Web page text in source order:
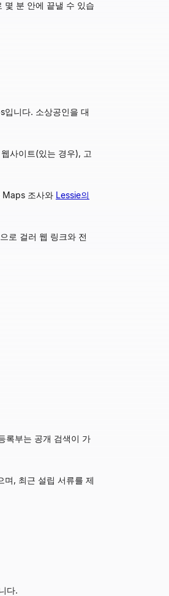
몇 분 안에 끝낼 수 있습
니다. 소상공인을 대
사이트(있는 경우), 고
Maps 조사와 Lessie의
로 걸러 웹 링크와 전
록부는 공개 검색이 가
며, 최근 설립 서류를 제
다.